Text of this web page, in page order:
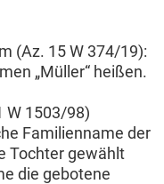
(Az. 15 W 374/19):
„Müller“ heißen.
W 1503/98)
Familienname der
Tochter gewählt
die gebotene